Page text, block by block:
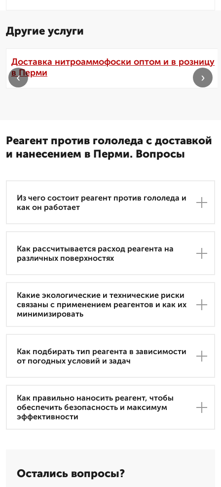
Другие услуги
Доставка нитроаммофоски оптом и в розницу
в Перми
‹ ›
Реагент против гололеда с доставкой
и нанесением в Перми. Вопросы
Из чего состоит реагент против гололеда и
как он работает
Как рассчитывается расход реагента на
различных поверхностях
Какие экологические и технические риски
связаны с применением реагентов и как их
минимизировать
Как подбирать тип реагента в зависимости
от погодных условий и задач
Как правильно наносить реагент, чтобы
обеспечить безопасность и максимум
эффективности
Остались вопросы?